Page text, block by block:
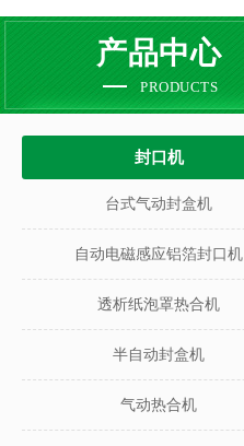
产品中心
PRODUCTS
封口机
台式气动封盒机
自动电磁感应铝箔封口机
透析纸泡罩热合机
半自动封盒机
气动热合机